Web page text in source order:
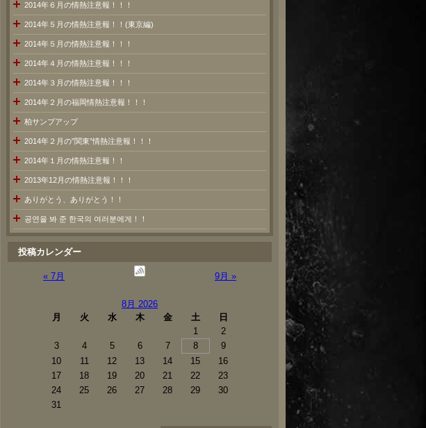
2014年６月の情熱注意報！！！
2014年５月の情熱注意報！！(東京編)
2014年５月の情熱注意報！！！
2014年４月の情熱注意報！！！
2014年３月の情熱注意報！！！
2014年２月の福岡情熱注意報！！！
柏サンブアップ
2014年２月の”関東”情熱注意報！！！
2014年１月の情熱注意報！！
2013年12月の情熱注意報！！！
ありがとう、ありがとう！！
공연을 봐 준 한국의 여러분에게！！
投稿カレンダー
« 7月 9月 »
8月 2026
月
火 水 木 金 土
日
1
2
3
4 5 6 7 8
9
10
11 12 13 14 15
16
17
18 19 20 21 22
23
24
25 26 27 28 29
30
31